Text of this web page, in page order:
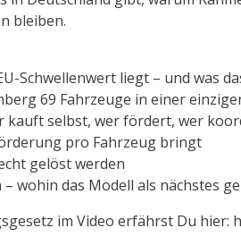
bleiben.
Schwellenwert liegt – und was
69 Fahrzeuge in einer
kauft selbst, wer fördert, wer
pro Fahrzeug bringt
gelöst werden
wohin das Modell als nächstes
im Video erfährst Du hier: